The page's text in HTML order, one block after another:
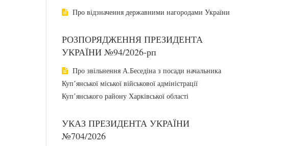
Про відзначення державними нагородами України
РОЗПОРЯДЖЕННЯ ПРЕЗИДЕНТА
УКРАЇНИ №94/2026-рп
Про звільнення А.Беседіна з посади начальника
Купʼянської міської військової адміністрації
Купʼянського району Харківської області
УКАЗ ПРЕЗИДЕНТА УКРАЇНИ
№704/2026